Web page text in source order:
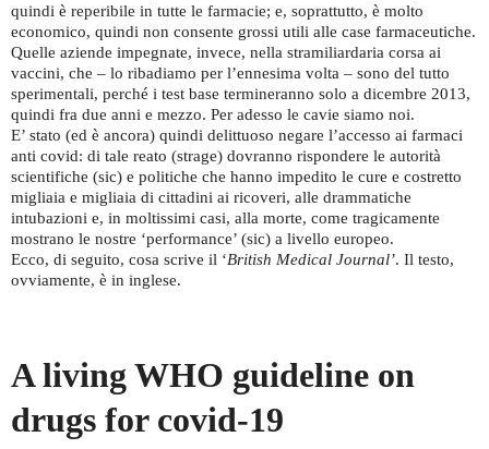
quindi è reperibile in tutte le farmacie; e, soprattutto, è molto
economico, quindi non consente grossi utili alle case farmaceutiche.
Quelle aziende impegnate, invece, nella stramiliardaria corsa ai
vaccini, che – lo ribadiamo per l’ennesima volta – sono del tutto
sperimentali, perché i test base termineranno solo a dicembre 2013,
quindi fra due anni e mezzo. Per adesso le cavie siamo noi.
E’ stato (ed è ancora) quindi delittuoso negare l’accesso ai farmaci
anti covid: di tale reato (strage) dovranno rispondere le autorità
scientifiche (sic) e politiche che hanno impedito le cure e costretto
migliaia e migliaia di cittadini ai ricoveri, alle drammatiche
intubazioni e, in moltissimi casi, alla morte, come tragicamente
mostrano le nostre ‘performance’ (sic) a livello europeo.
Ecco, di seguito, cosa scrive il ‘British Medical Journal’. Il testo,
ovviamente, è in inglese.
A living WHO guideline on
drugs for covid-19